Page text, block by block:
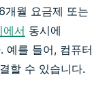
개월 요금제 또는
서 동시에
예를 들어, 컴퓨터
할 수 있습니다.